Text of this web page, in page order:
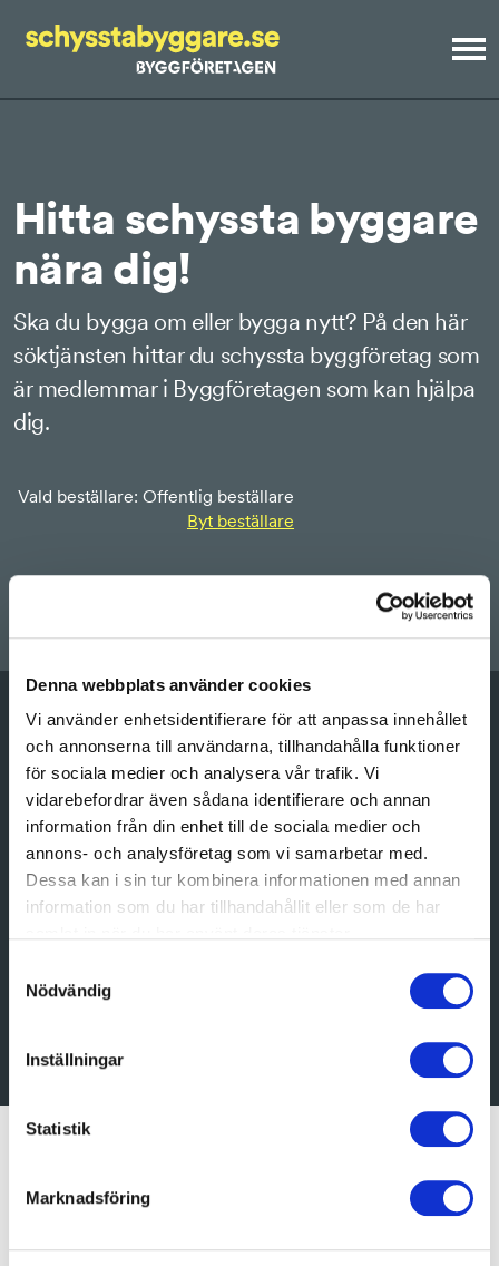
Denna webbplats använder cookies
Vi använder enhetsidentifierare för att anpassa innehållet
och annonserna till användarna, tillhandahålla funktioner
för sociala medier och analysera vår trafik. Vi
vidarebefordrar även sådana identifierare och annan
information från din enhet till de sociala medier och
annons- och analysföretag som vi samarbetar med.
Dessa kan i sin tur kombinera informationen med annan
information som du har tillhandahållit eller som de har
Nödvändig
Inställningar
Statistik
Marknadsföring
Meny
startsida
Hitta schyssta byggare!
Så beställer du tryggt
Kollektivavtalskontroll
Hitta schyssta byggare
nära dig!
Ska du bygga om eller bygga nytt? På den här
söktjänsten hittar du schyssta byggföretag som
är medlemmar i Byggföretagen som kan hjälpa
dig.
Vald beställare: Offentlig beställare
Byt beställare
Vilken typ av jobb gäller det?
Välj typ av jobb
Var ska jobbet göras?
Välj län
Vilken kommun?